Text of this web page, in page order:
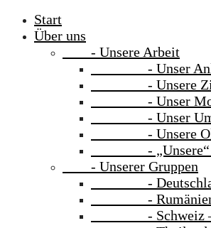
Start
Über uns
- Unsere Arbeit
- Unser
- Unsere
- Unser
- Unser
- Unsere
- „Unsere“
- Unserer Gruppen
-
-
- Schweiz –